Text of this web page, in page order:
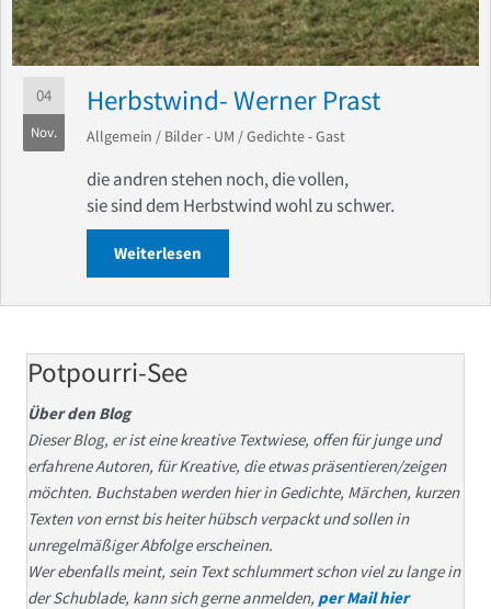
04
Nov.
Herbstwind- Werner Prast
Allgemein / Bilder - UM /Gedichte - Gast
die andren stehen noch, die vollen,
sie sind dem Herbstwind wohl zu schwer.
Weiterlesen
Potpourri-See
Über den Blog
Dieser Blog, er ist eine kreative Textwiese, offen für junge und
erfahrene Autoren, für Kreative, die etwas präsentieren/zeigen
möchten. Buchstaben werden hier in Gedichte, Märchen, kurzen
Texten von ernst bis heiter hübsch verpackt und sollen in
unregelmäßiger Abfolge erscheinen.
Wer ebenfalls meint, sein Text schlummert schon viel zu lange in
der Schublade, kann sich gerne anmelden, per Mail hier